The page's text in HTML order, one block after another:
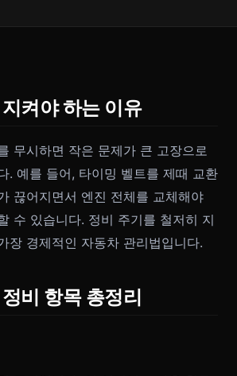
켜야 하는 이유
무시하면 작은 문제가 큰 고장으로
. 예를 들어, 타이밍 벨트를 제때 교환
끊어지면서 엔진 전체를 교체해야
수 있습니다. 정비 주기를 철저히 지
장 경제적인 자동차 관리법입니다.
비 항목 총정리